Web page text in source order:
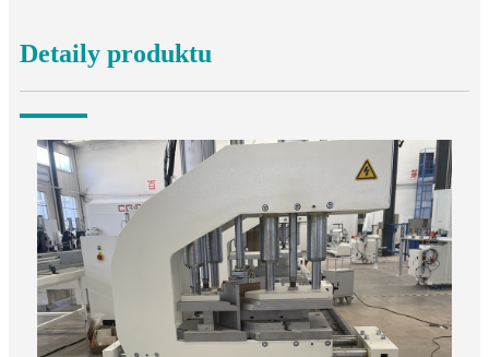
Detaily produktu